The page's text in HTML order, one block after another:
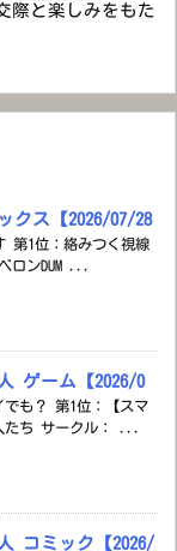
際と楽しみをもた
ックス【2026/07/28
第1位：絡みつく視線
ロンDUM ...
人 ゲーム【2026/0
でも？ 第1位：【スマ
たち サークル： ...
人 コミック【2026/